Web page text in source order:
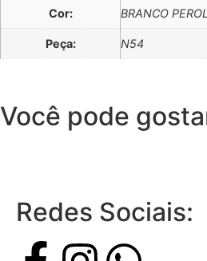
Cor: BRANCO
Peça: N54
Você pode
Redes Sociais: